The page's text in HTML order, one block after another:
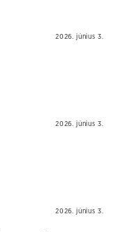
2026. június 3.
2026. június 3.
2026. június 3.